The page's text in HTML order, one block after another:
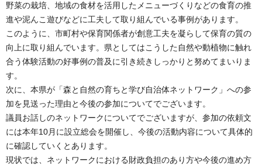
野菜の栽培、地域の食材を活用したメニューづくりなどの食育の推
進や泥んこ遊びなどに工夫して取り組んでいる事例があります。
このように、市町村や保育関係者が創意工夫を凝らして保育の質の
向上に取り組んでいます。県としてはこうした自然や動植物に触れ
合う体験活動の好事例の普及に引き続きしっかりと努めてまいりま
す。
次に、本県が「森と自然の育ちと学び自治体ネットワーク」への参
加を見送った理由と今後の参加についてでございます。
議員お話しのネットワークについてでございますが、参加の依頼文
には本年10月に設立総会を開催し、今後の活動内容について具体的
に確認していくとあります。
現状では、ネットワークにおける財政負担のあり方や今後の進め方